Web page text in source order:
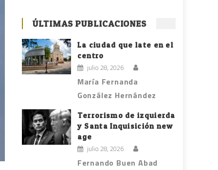
ÚLTIMAS PUBLICACIONES
La ciudad que late en el
centro
julio 28, 2026
María Fernanda
González Hernández
Terrorismo de izquierda
y Santa Inquisición new
age
julio 28, 2026
Fernando Buen Abad